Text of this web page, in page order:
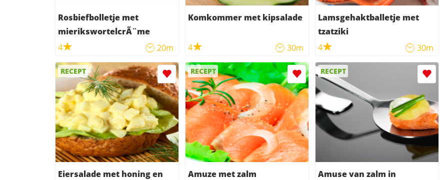
Rosbiefbolletje met
mierikswortelcrÃ¨me
4
20m
Komkommer met kipsalade
4 30m
Lamsgehaktballetje met
tzatziki
4
30m
RECEPT
Eiersalade met honing en
RECEPT
Amuze met zalm
RECEPT
Amuse van zalm in